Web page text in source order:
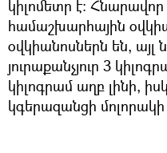
կիլոմետր է։
համաշխարհային
օվկիանոսներն են,
յուրաքանչյուր 3
կիլոգրամ աղբ լինի,
կգերազանցի